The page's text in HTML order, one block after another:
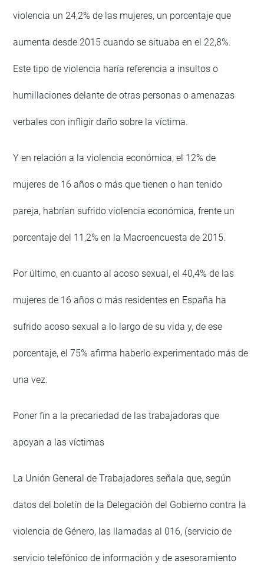
violencia un 24,2% de las mujeres, un porcentaje que
aumenta desde 2015 cuando se situaba en el 22,8%.
Este tipo de violencia haría referencia a insultos o
humillaciones delante de otras personas o amenazas
verbales con infligir daño sobre la víctima.
Y en relación a la violencia económica, el 12% de
mujeres de 16 años o más que tienen o han tenido
pareja, habrían sufrido violencia económica, frente un
porcentaje del 11,2% en la Macroencuesta de 2015.
Por último, en cuanto al acoso sexual, el 40,4% de las
mujeres de 16 años o más residentes en España ha
sufrido acoso sexual a lo largo de su vida y, de ese
porcentaje, el 75% afirma haberlo experimentado más de
una vez.
Poner fin a la precariedad de las trabajadoras que
apoyan a las víctimas
La Unión General de Trabajadores señala que, según
datos del boletín de la Delegación del Gobierno contra la
violencia de Género, las llamadas al 016, (servicio de
servicio telefónico de información y de asesoramiento